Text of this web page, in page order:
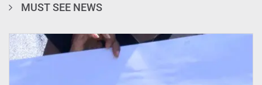
MUST SEE NEWS